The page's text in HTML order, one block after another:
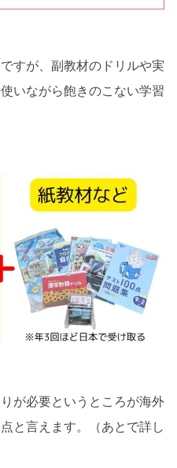
すが、副教材のドリルや実
いながら飽きのこない学習
が必要というところが海外
と言えます。（あとで詳し